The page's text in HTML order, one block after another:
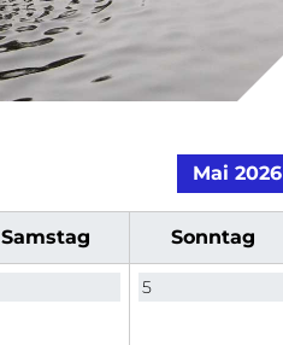
Mai 2026
Samstag Sonntag
5